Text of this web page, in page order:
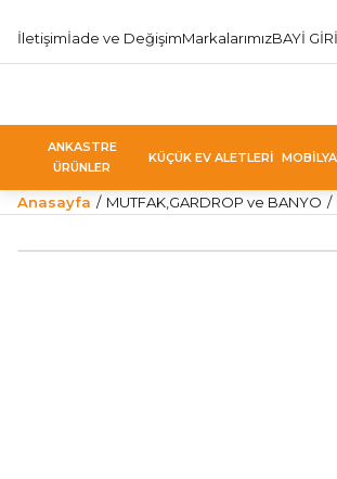
İletişimİade ve DeğişimMarkalarımızBAYİ
ANKASTRE
ÜRÜNLER
KÜÇÜK EV ALETLERİ
Anasayfa MUTFAK,GARDROP ve BANYO